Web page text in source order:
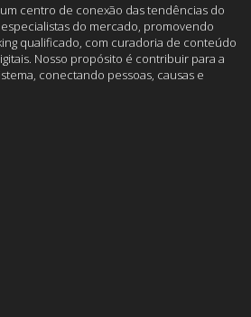
centro de conexão das tendências do
do mercado, promovendo
qualificado, com curadoria de conteúdo
Nosso propósito é contribuir para a
conectando pessoas, causas e